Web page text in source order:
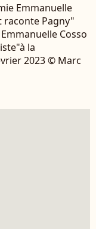
Emmanuelle
raconte Pagny"
Cosso
la
2023 © Marc